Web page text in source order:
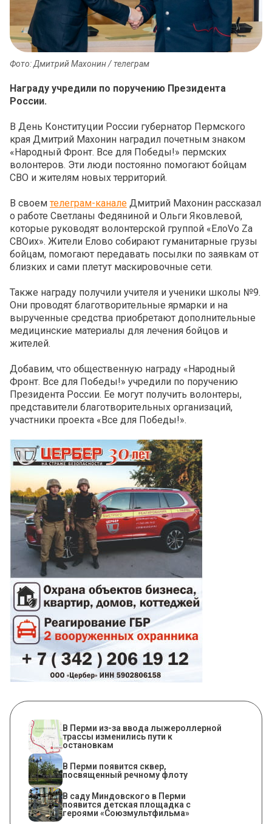
Фото: Дмитрий Махонин / телеграм
Награду учредили по поручению Президента
России.
В День Конституции России губернатор Пермского
края Дмитрий Махонин наградил почетным знаком
«Народный Фронт. Все для Победы!» пермских
волонтеров. Эти люди постоянно помогают бойцам
СВО и жителям новых территорий.
В своем телеграм-канале Дмитрий Махонин рассказал
о работе Светланы Федяниной и Ольги Яковлевой,
которые руководят волонтерской группой «ЕлоVо Za
СВОих». Жители Елово собирают гуманитарные грузы
бойцам, помогают передавать посылки по заявкам от
близких и сами плетут маскировочные сети.
Также награду получили учителя и ученики школы №9.
Они проводят благотворительные ярмарки и на
вырученные средства приобретают дополнительные
медицинские материалы для лечения бойцов и
жителей.
Добавим, что общественную награду «Народный
Фронт. Все для Победы!» учредили по поручению
Президента России. Ее могут получить волонтеры,
представители благотворительных организаций,
участники проекта «Все для Победы!».
В Перми из-за ввода лыжероллерной
трассы изменились пути к
остановкам
В Перми появится сквер,
посвященный речному флоту
В саду Миндовского в Перми
появится детская площадка с
героями «Союзмультфильма»